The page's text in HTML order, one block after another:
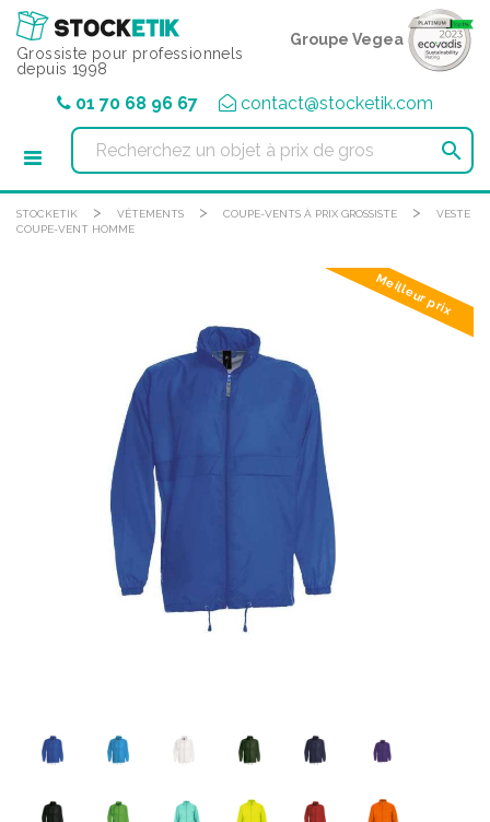
Grossiste pour professionnels
depuis 1998
Groupe Vegea
01 70 68 96 67 contact@stocketik.com

STOCKETIK > VÊTEMENTS > COUPE-VENTS À PRIX GROSSISTE >
VESTE
COUPE-VENT HOMME
Meilleur prix
Panneau de gestion des cookies